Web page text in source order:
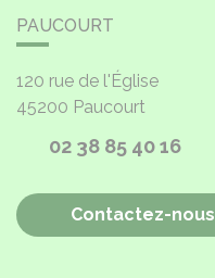
PAUCOURT
120 rue de l'Église
45200 Paucourt
02 38 85 40 16
Contactez-nous